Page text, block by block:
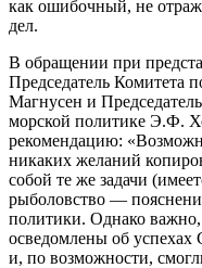
как ошибочный, не
дел.
В обращении при
Председатель Комитета
Магнусен и
морской политике Э.Ф.
рекомендацию:
никаких желаний
собой те же задачи
рыболовство —
политики. Однако
осведомлены об успехах
и, по возможности,